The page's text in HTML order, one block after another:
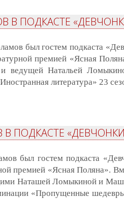
В ПОДКАСТЕ
был гостем подкаста
премией «Ясная
ведущей Натальей
литература» 23
ПОДКАСТЕ
был гостем подкаста
премией «Ясная Поляна».
Наташей Ломыкиной и
«Пропущенные